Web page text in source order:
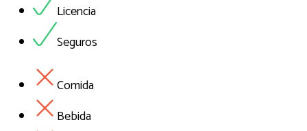
Licencia
Seguros
Comida
Bebida